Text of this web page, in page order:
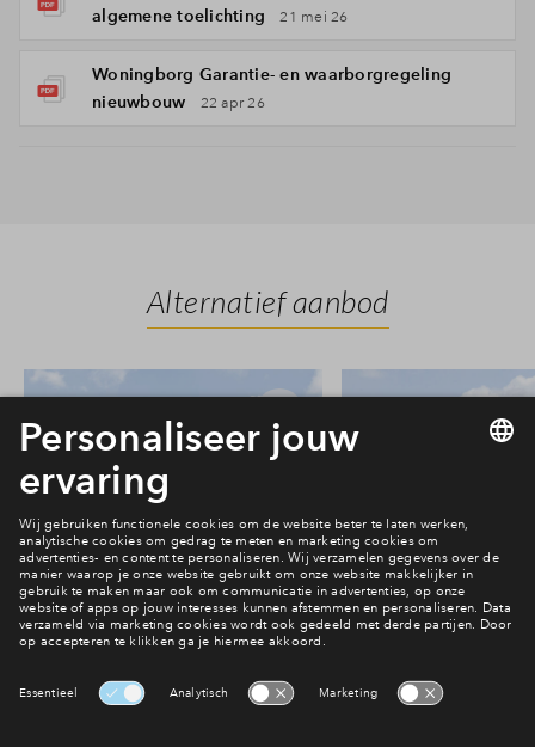
algemene toelichting
21 mei 26
Woningborg Garantie- en waarborgregeling
nieuwbouw
22 apr 26
Alternatief aanbod
6
#037
In optie
Herenhuis #037
Parkzijde fase 2
In optie
Parkzijde fase